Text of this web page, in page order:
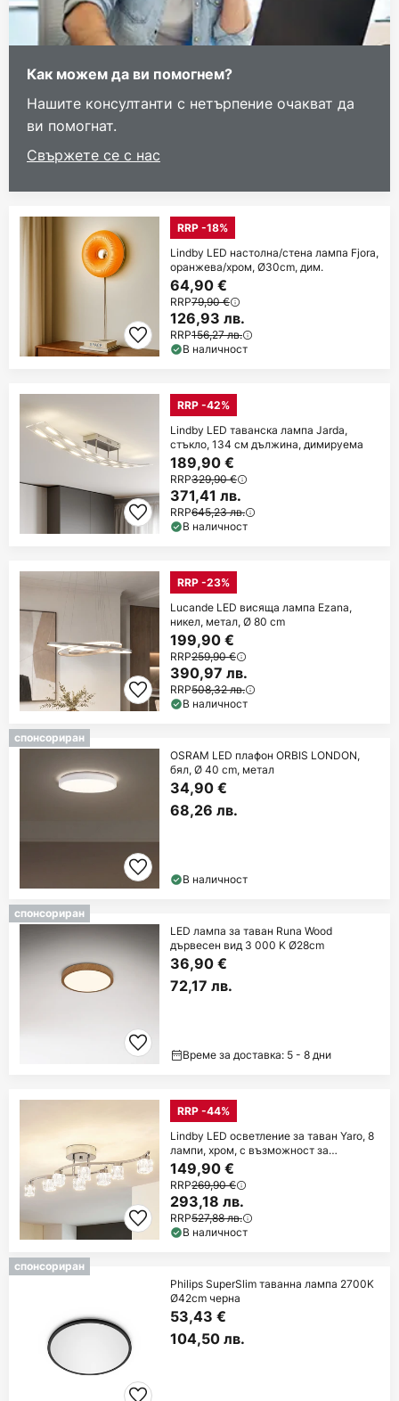
Как можем да ви помогнем?
Нашите консултанти с нетърпение очакват да
ви помогнат.
Свържете се с нас
RRP -18%
Lindby LED настолна/стена лампа Fjora,
оранжева/хром, Ø30cm, дим.
64,90 €
RRP79,90 €
126,93 лв.
RRP156,27 лв.
В наличност
RRP -42%
Lindby LED таванска лампа Jarda,
стъкло, 134 см дължина, димируема
189,90 €
RRP329,90 €
371,41 лв.
RRP645,23 лв.
В наличност
RRP -23%
Lucande LED висяща лампа Ezana,
никел, метал, Ø 80 cm
199,90 €
RRP259,90 €
390,97 лв.
RRP508,32 лв.
В наличност
спонсориран
OSRAM LED плафон ORBIS LONDON,
бял, Ø 40 cm, метал
34,90 €
68,26 лв.
В наличност
спонсориран
LED лампа за таван Runa Wood
дървесен вид 3 000 K Ø28cm
36,90 €
72,17 лв.
Време за доставка: 5 - 8 дни
RRP -44%
Lindby LED осветление за таван Yaro, 8
лампи, хром, с възможност за
димиране
149,90 €
RRP269,90 €
293,18 лв.
RRP527,88 лв.
В наличност
спонсориран
Philips SuperSlim таванна лампа 2700K
Ø42cm черна
53,43 €
104,50 лв.